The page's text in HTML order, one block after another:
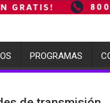
PROGRAMAS